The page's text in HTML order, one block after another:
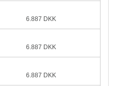
6.887 DKK
6.887 DKK
6.887 DKK